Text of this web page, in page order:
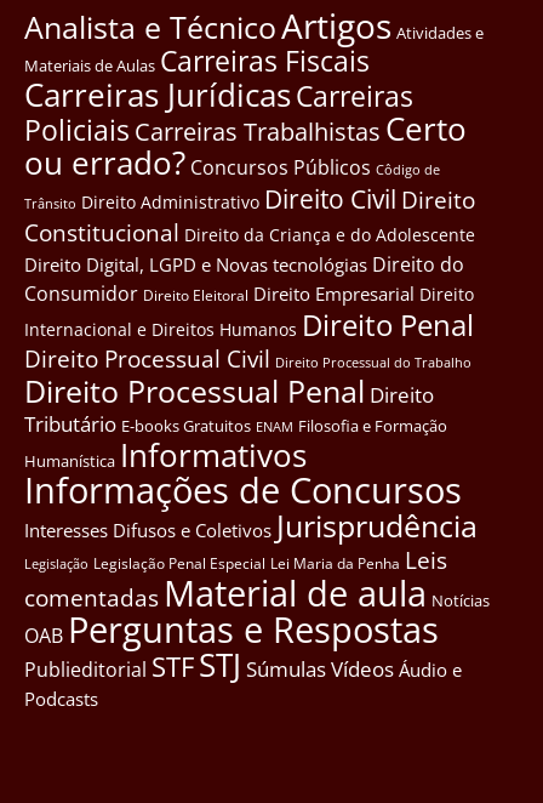
Analista e TécnicoArtigos Atividades e
Materiais de Aulas Carreiras Fiscais
Carreiras JurídicasCarreiras
Policiais Carreiras Trabalhistas Certo
ou errado? Concursos Públicos Côdigo de
Trânsito Direito Administrativo Direito Civil Direito
Constitucional Direito da Criança e do Adolescente
Direito Digital, LGPD e Novas tecnológias Direito do
Consumidor Direito Eleitoral Direito Empresarial Direito
Internacional e Direitos Humanos Direito Penal
Direito Processual Civil Direito Processual do Trabalho
Direito Processual Penal Direito
Tributário E-books Gratuitos ENAM Filosofia e Formação
Humanística Informativos
Informações de Concursos
Interesses Difusos e Coletivos Jurisprudência
Legislação Legislação Penal Especial Lei Maria da Penha Leis
comentadas Material de aula Notícias
OAB Perguntas e Respostas
Publieditorial STFSTJ SúmulasVídeos Áudio e
Podcasts